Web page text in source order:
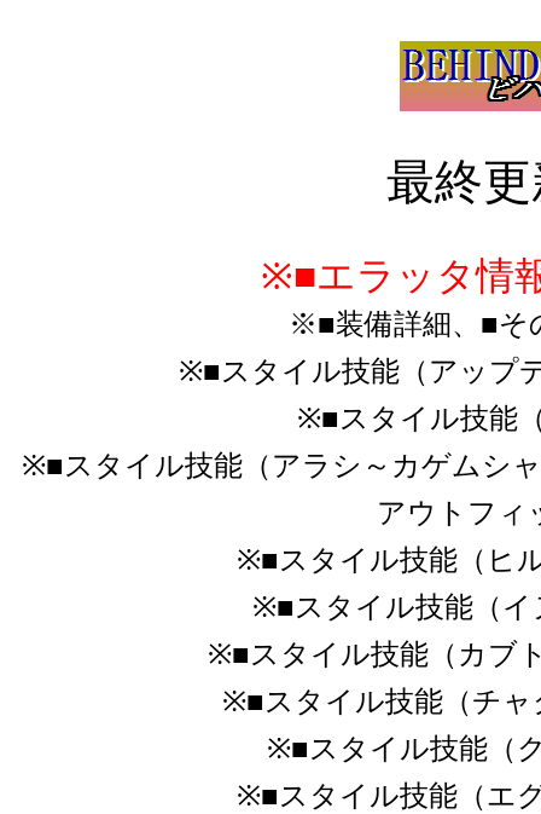
最終更
※■エラッタ情
※■装備詳細、■そ
※■スタイル技能（アップ
※■スタイル技能
※■スタイル技能（アラシ～カゲムシ
アウトフィ
※■スタイル技能（ヒ
※■スタイル技能（イ
※■スタイル技能（カブ
※■スタイル技能（チャ
※■スタイル技能（
※■スタイル技能（エ